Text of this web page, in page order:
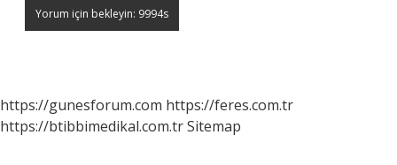
https://gunesforum.com https://feres.com.tr
https://btibbimedikal.com.trSitemap